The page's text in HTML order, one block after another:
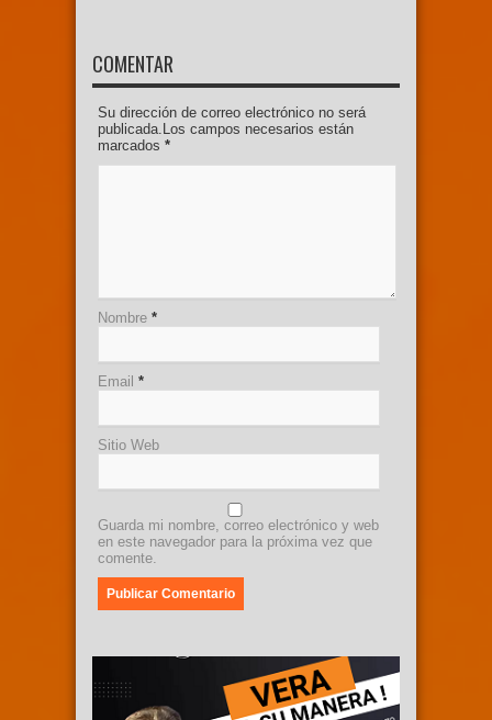
COMENTAR
Su dirección de correo electrónico no será
publicada.Los campos necesarios están
marcados *
Nombre *
Email *
Sitio Web
Guarda mi nombre, correo electrónico y web
en este navegador para la próxima vez que
comente.